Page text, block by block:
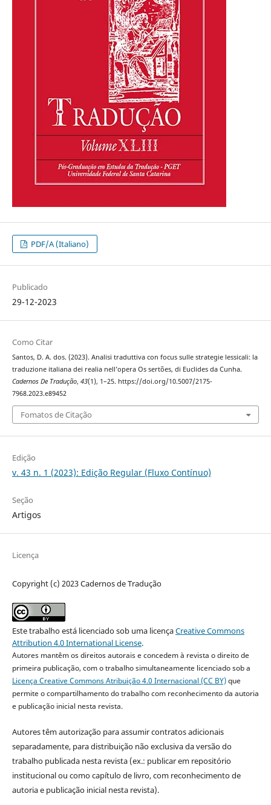
PDF/A (Italiano)
Publicado
29-12-2023
Como Citar
Santos, D. A. dos. (2023). Analisi traduttiva con focus sulle strategie lessicali: la
traduzione italiana dei realia nell’opera Os sertões, di Euclides da Cunha.
Cadernos De Tradução, 43(1), 1–25. https://doi.org/10.5007/2175-
7968.2023.e89452
Fomatos de Citação
Edição
v. 43 n. 1 (2023): Edição Regular (Fluxo Contínuo)
Seção
Artigos
Licença
Copyright (c) 2023 Cadernos de Tradução
Este trabalho está licenciado sob uma licençaCreative Commons
Attribution 4.0 International License.
Autores mantêm os direitos autorais e concedem à revista o direito de
primeira publicação, com o trabalho simultaneamente licenciado sob a
Licença Creative Commons Atribuição 4.0 Internacional (CC BY)que
permite o compartilhamento do trabalho com reconhecimento da autoria
e publicação inicial nesta revista.
Autores têm autorização para assumir contratos adicionais
separadamente, para distribuição não exclusiva da versão do
trabalho publicada nesta revista (ex.: publicar em repositório
institucional ou como capítulo de livro, com reconhecimento de
autoria e publicação inicial nesta revista).